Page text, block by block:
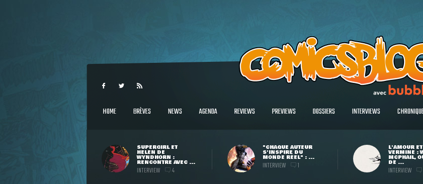
HOME BRÈVES NEWS AGENDA REVIEWS PREVIEWS DOSSIERS INTERVIEWS
SUPERGIRL ET
HELEN DE
WYNDHORN :
RENCONTRE AVEC ...
INTERVIEW 4
"CHAQUE AUTEUR
S'INSPIRE DU
MONDE RÉEL" : ...
INTERVIEW 1
L'AMOUR
VERMINE :
MCPHAIL,
DE ...
INTERVIEW